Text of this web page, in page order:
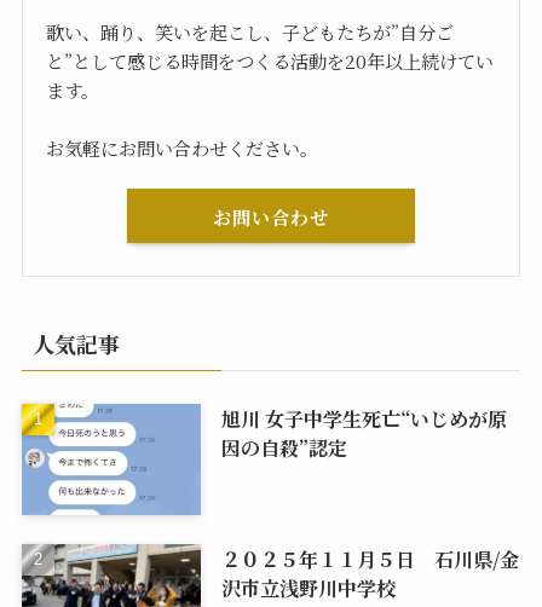
歌い、踊り、笑いを起こし、子どもたちが”自分ご
と”として感じる時間をつくる活動を20年以上続けてい
ます。
お気軽にお問い合わせください。
お問い合わせ
人気記事
旭川 女子中学生死亡“いじめが原
因の自殺”認定
２０２５年１１月５日 石川県/金
沢市立浅野川中学校